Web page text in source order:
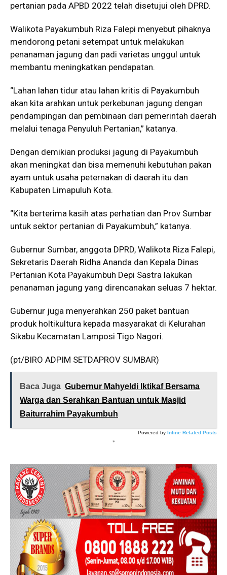
pertanian pada APBD 2022 telah disetujui oleh DPRD.
Walikota Payakumbuh Riza Falepi menyebut pihaknya
mendorong petani setempat untuk melakukan
penanaman jagung dan padi varietas unggul untuk
membantu meningkatkan pendapatan.
“Lahan lahan tidur atau lahan kritis di Payakumbuh
akan kita arahkan untuk perkebunan jagung dengan
pendampingan dan pembinaan dari pemerintah daerah
melalui tenaga Penyuluh Pertanian,” katanya.
Dengan demikian produksi jagung di Payakumbuh
akan meningkat dan bisa memenuhi kebutuhan pakan
ayam untuk usaha peternakan di daerah itu dan
Kabupaten Limapuluh Kota.
“Kita berterima kasih atas perhatian dan Prov Sumbar
untuk sektor pertanian di Payakumbuh,” katanya.
Gubernur Sumbar, anggota DPRD, Walikota Riza Falepi,
Sekretaris Daerah Ridha Ananda dan Kepala Dinas
Pertanian Kota Payakumbuh Depi Sastra lakukan
penanaman jagung yang direncanakan seluas 7 hektar.
Gubernur juga menyerahkan 250 paket bantuan
produk holtikultura kepada masyarakat di Kelurahan
Sikabu Kecamatan Lamposi Tigo Nagori.
(pt/BIRO ADPIM SETDAPROV SUMBAR)
Baca Juga Gubernur Mahyeldi Iktikaf Bersama
Warga dan Serahkan Bantuan untuk Masjid
Baiturrahim Payakumbuh
Powered by Inline Related Posts
*